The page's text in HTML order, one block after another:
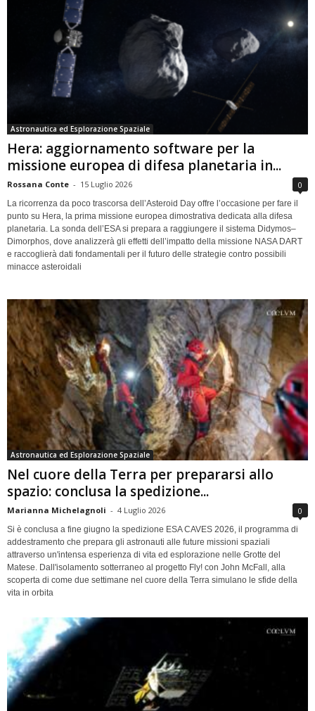
Astronautica ed Esplorazione Spaziale
Hera: aggiornamento software per la
missione europea di difesa planetaria in...
Rossana Conte - 15 Luglio 2026 0
La ricorrenza da poco trascorsa dell’Asteroid Day offre l’occasione per fare il
punto su Hera, la prima missione europea dimostrativa dedicata alla difesa
planetaria. La sonda dell’ESA si prepara a raggiungere il sistema Didymos–
Dimorphos, dove analizzerà gli effetti dell’impatto della missione NASA DART
e raccoglierà dati fondamentali per il futuro delle strategie contro possibili
minacce asteroidali
Astronautica ed Esplorazione Spaziale
Nel cuore della Terra per prepararsi allo
spazio: conclusa la spedizione...
Marianna Michelagnoli - 4 Luglio 2026 0
Si è conclusa a fine giugno la spedizione ESA CAVES 2026, il programma di
addestramento che prepara gli astronauti alle future missioni spaziali
attraverso un'intensa esperienza di vita ed esplorazione nelle Grotte del
Matese. Dall'isolamento sotterraneo al progetto Fly! con John McFall, alla
scoperta di come due settimane nel cuore della Terra simulano le sfide della
vita in orbita